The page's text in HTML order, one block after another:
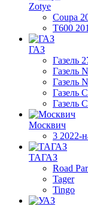
Zotye
Coupa
T600
ГАЗ
Газель
Газель
Газель
Газель
Газель
Москвич
3 2022-
ТАГАЗ
Road
Tager
Tingo